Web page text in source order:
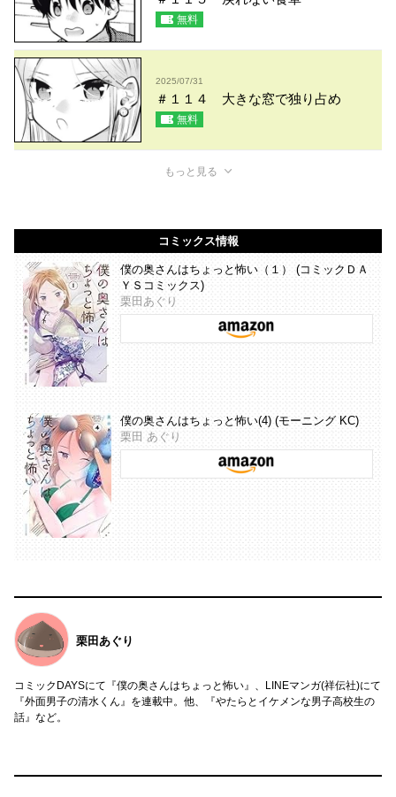
無料
2025/07/31
＃１１４ 大きな窓で独り占め
無料
もっと見る
コミックス情報
僕の奥さんはちょっと怖い（１） (コミックＤＡ
ＹＳコミックス)
栗田あぐり
僕の奥さんはちょっと怖い(4) (モーニング KC)
栗田 あぐり
栗田あぐり
コミックDAYSにて『僕の奥さんはちょっと怖い』、LINEマンガ(祥伝社)にて
『外面男子の清水くん』を連載中。他、『やたらとイケメンな男子高校生の
話』など。